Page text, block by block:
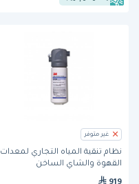
غير متوفر
نظام تنقية المياه التجاري لمعدات
القهوة والشاي الساخن